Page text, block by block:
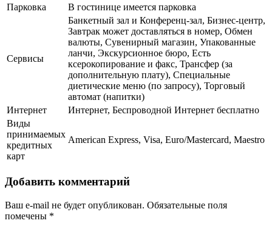
Парковка
В гостинице имеется парковка
Сервисы
Банкетный зал и Конференц-зал, Бизнес-центр,
Завтрак может доставляться в номер, Обмен
валюты, Сувенирный магазин, Упакованные
ланчи, Экскурсионное бюро, Есть
ксерокопирование и факс, Трансфер (за
дополнительную плату), Специальные
диетические меню (по запросу), Торговый
автомат (напитки)
Интернет
Интернет, Беспроводной Интернет бесплатно
Виды
принимаемых
кредитных
карт
American Express, Visa, Euro/Mastercard, Maestro
Добавить комментарий
Ваш e-mail не будет опубликован. Обязательные поля
помечены *